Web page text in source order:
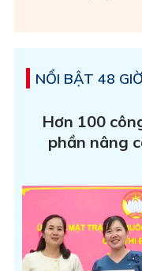
NỔI BẬT 48 GIỜ
Hơn 100
phần nâng